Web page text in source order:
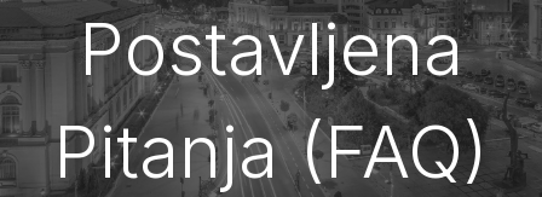
BOSNA I HERCEGOVINA
POČNITE
Postavljena
Pitanja (FAQ)